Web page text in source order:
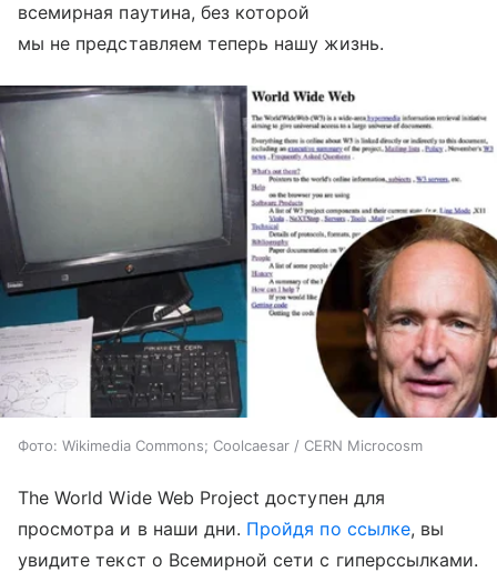
всемирная паутина, без которой
мы не представляем теперь нашу жизнь.
Фото: Wikimedia Commons; Coolcaesar / CERN Microcosm
The World Wide Web Project доступен для
просмотра и в наши дни. Пройдя по ссылке, вы
увидите текст о Всемирной сети с гиперссылками.